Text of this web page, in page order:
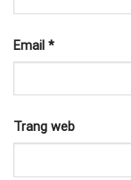
Email *
Trang web